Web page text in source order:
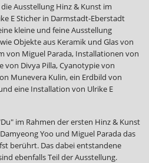
Ausstellung Hinz & Kunst im
E Sticher in Darmstadt-Eberstadt
kleine und feine Ausstellung
Objekte aus Keramik und Glas von
von Miguel Parada, Installationen von
von Divya Pilla, Cyanotypie von
Munevera Kulin, ein Erdbild von
eine Installation von Ulrike E
im Rahmen der ersten Hinz & Kunst
Yoo und Miguel Parada das
berührt. Das dabei entstandene
ebenfalls Teil der Ausstellung.